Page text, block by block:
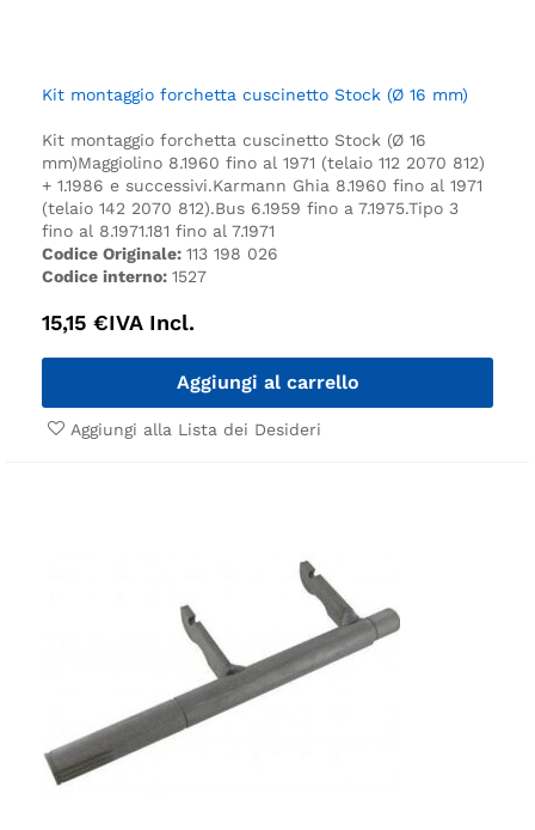
Kit montaggio forchetta cuscinetto Stock (Ø 16 mm)
Kit montaggio forchetta cuscinetto Stock (Ø 16
mm)Maggiolino 8.1960 fino al 1971 (telaio 112 2070 812)
+ 1.1986 e successivi.Karmann Ghia 8.1960 fino al 1971
(telaio 142 2070 812).Bus 6.1959 fino a 7.1975.Tipo 3
fino al 8.1971.181 fino al 7.1971
Codice Originale: 113 198 026
Codice interno: 1527
15,15 €IVA Incl.
Aggiungi al carrello
Aggiungi alla Lista dei Desideri